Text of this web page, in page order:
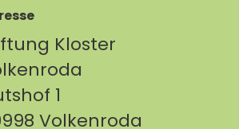
Kloster
1
Volkenroda